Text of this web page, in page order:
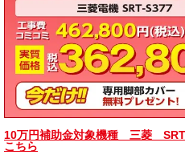
10万円補助金対象機種 三菱
こちら